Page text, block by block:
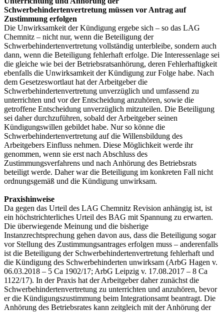
Schwerbehindertenvertretung müssen vor Antrag auf
Zustimmung erfolgen
Die Unwirksamkeit der Kündigung ergebe sich – so das LAG
Chemnitz – nicht nur, wenn die Beteiligung der
Schwerbehindertenvertretung vollständig unterbleibe, sondern auch
dann, wenn die Beteiligung fehlerhaft erfolge. Die Interessenlage sei
die gleiche wie bei der Betriebsratsanhörung, deren Fehlerhaftigkeit
ebenfalls die Unwirksamkeit der Kündigung zur Folge habe. Nach
dem Gesetzeswortlaut hat der Arbeitgeber die
Schwerbehindertenvertretung unverzüglich und umfassend zu
unterrichten und vor der Entscheidung anzuhören, sowie die
getroffene Entscheidung unverzüglich mitzuteilen. Die Beteiligung
sei daher durchzuführen, sobald der Arbeitgeber seinen
Kündigungswillen gebildet habe. Nur so könne die
Schwerbehindertenvertretung auf die Willensbildung des
Arbeitgebers Einfluss nehmen. Diese Möglichkeit werde ihr
genommen, wenn sie erst nach Abschluss des
Zustimmungsverfahrens und nach Anhörung des Betriebsrats
beteiligt werde. Daher war die Beteiligung im konkreten Fall nicht
ordnungsgemäß und die Kündigung unwirksam.
Praxishinweise
Da gegen das Urteil des LAG Chemnitz Revision anhängig ist, ist
ein höchstrichterliches Urteil des BAG mit Spannung zu erwarten.
Die überwiegende Meinung und die bisherige
Instanzrechtsprechung gehen davon aus, dass die Beteiligung sogar
vor Stellung des Zustimmungsantrages erfolgen muss – anderenfalls
ist die Beteiligung der Schwerbehindertenvertretung fehlerhaft und
die Kündigung des Schwerbehinderten unwirksam (ArbG Hagen v.
06.03.2018 – 5 Ca 1902/17; ArbG Leipzig v. 17.08.2017 – 8 Ca
1122/17). In der Praxis hat der Arbeitgeber daher zunächst die
Schwerbehindertenvertretung zu unterrichten und anzuhören, bevor
er die Kündigungszustimmung beim Integrationsamt beantragt. Die
Anhörung des Betriebsrates kann zeitgleich mit der Anhörung der